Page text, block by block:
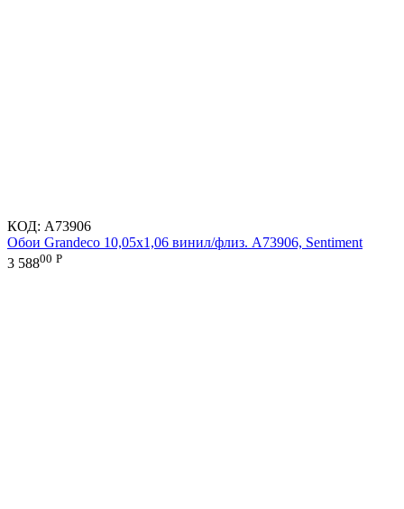
КОД: A73906
Обои Grandeco 10,05х1,06 винил/флиз. A73906, Sentiment
3 58800 Р